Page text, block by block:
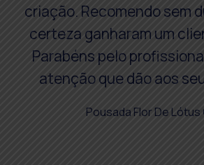
criação. Recomendo sem
certeza ganharam um
Parabéns pelo
atenção que dão aos
Pousada Flor De Lótus